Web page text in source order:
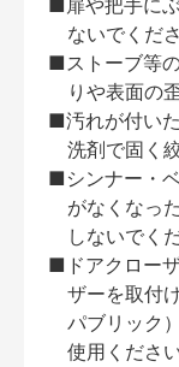
■扉や把手に
ないでくださ
■ストーブ等
りや表面の
■汚れが付い
洗剤で固く
■シンナー・
がなくなっ
しないでく
■ドアクロー
ザーを取付
パブリック
使用ください